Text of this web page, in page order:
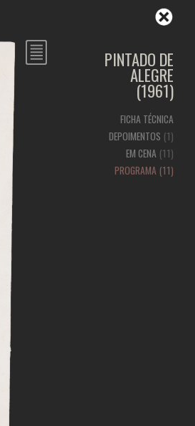
PINTADO DE
ALEGRE
(1961)
FICHA TÉCNICA
DEPOIMENTOS (1)
EM CENA (11)
PROGRAMA (11)